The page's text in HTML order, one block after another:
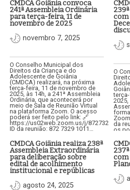
CMDCA Goiânia convoca
241ª Assembleia Ordinária
para terça-feira, 11 de
novembro de 2025
novembro 7, 2025
O Conselho Municipal dos
Direitos da Criança e do
Adolescente de Goiânia
(CMDCA) realizará, na próxima
terça-feira, 11 de novembro de
2025, às 14h, a 241ª Assembleia
Ordinária, que acontecerá por
meio de Sala de Reunião Virtual
na plataforma Zoom. O acesso
poderá ser feito pelo link: 🔗
https://us02web.zoom.us/j/
ID da reunião: 872 7329 1011…
com
O
2025,
da
os
CMDCA Goiânia realiza 238ª
Assembleia Extraordinária
para deliberação sobre
edital de acolhimento
institucional e repúblicas
agosto 24, 2025
com